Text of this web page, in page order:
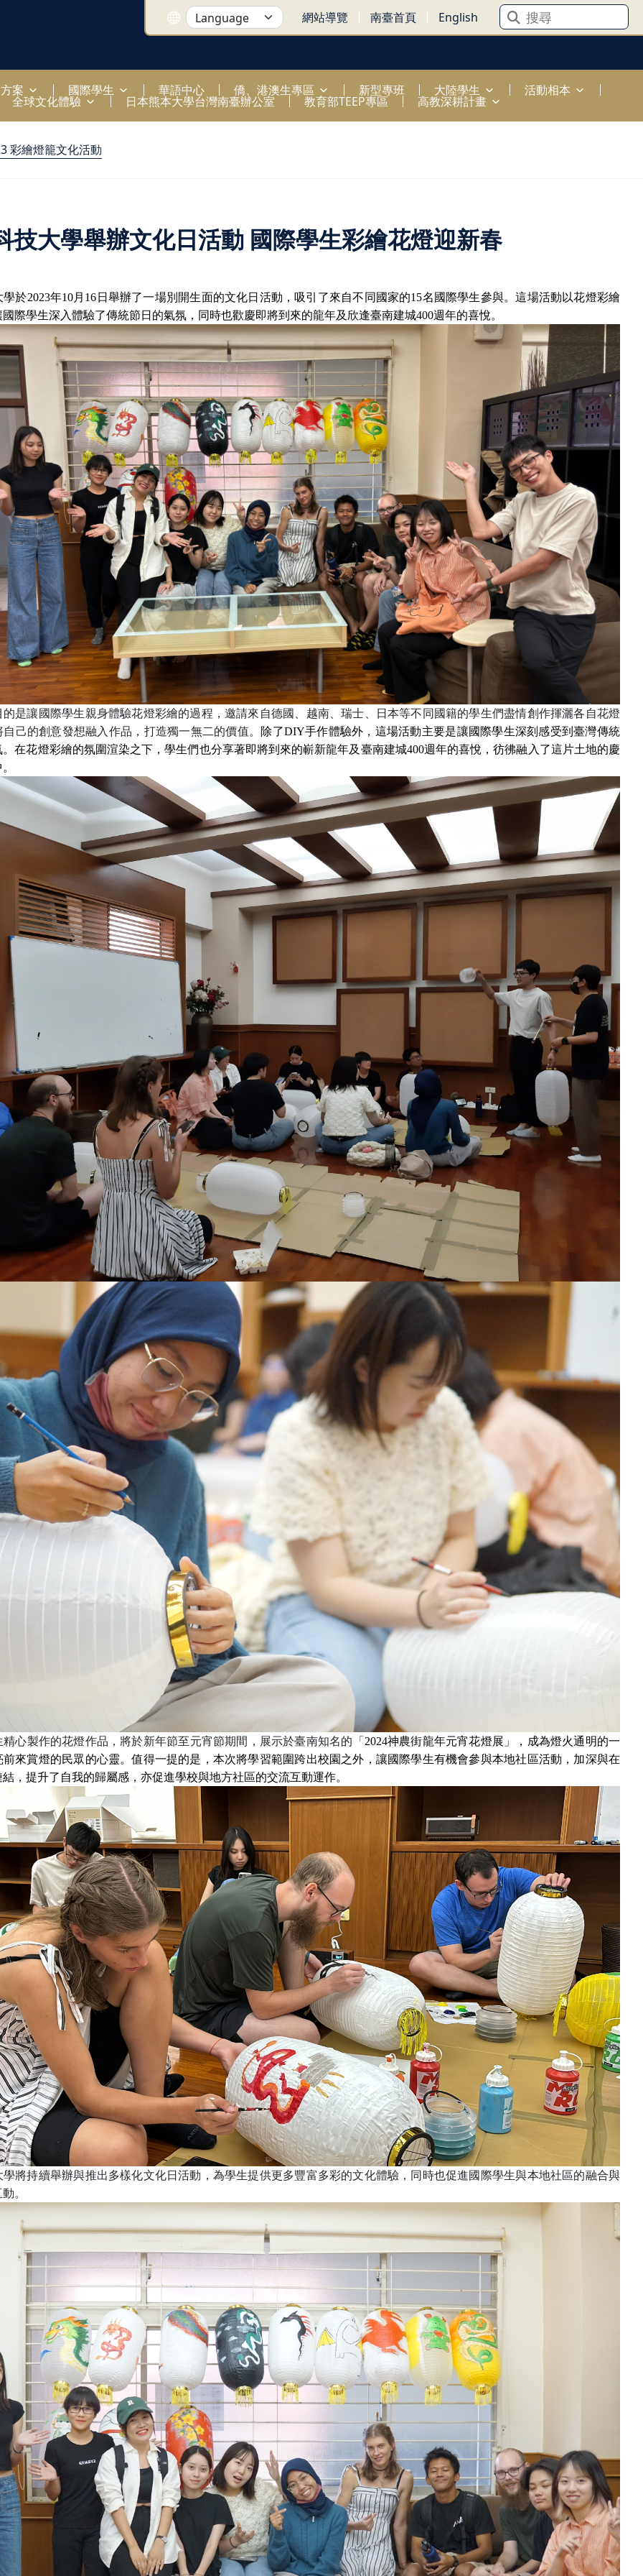
網站導覽 南臺首頁 English
案 國際學生 華語中心 僑、港澳生專區 新型專班 大陸學生 活動相本
全球文化體驗 日本熊本大學台灣南臺辦公室 教育部TEEP專區 高教深耕計畫
彩繪燈籠文化活動
技大學舉辦文化日活動 國際學生彩繪花燈迎新春
學於2023年10月 16 日舉辦了一場別開生面的文化日活動，吸引了來自不同國家的15名國際學生參與。這場活動以花燈彩繪
際學生深入體驗了傳統節日的氣氛，同時也歡慶即將到來的龍年及欣逢臺南建城400週年的喜悅。
的是讓國際學生親身體驗花燈彩繪的過程，邀請來自德國、越南、瑞士、日本等不同國籍的學生們盡情創作揮灑各自花燈
己的創意發想融入作品，打造獨一無二的價值。
除了DIY手作體驗外，這場活動主要是讓國際學生深刻感受到臺灣傳統
在花燈彩繪的氛圍渲染之下，學生們也分享著即將到來的嶄新龍年及臺南建城400週年的喜悅，彷彿融入了這片土地的慶
心製作的花燈作品，將於新年節至元宵節期間，展示於臺南知名的「 2024神農街龍年元宵花燈展」，成為燈火通明的一
前來賞燈的民眾的心靈。值得一提的是，本次將學習範圍跨出校園之外，讓國際學生有機會參與本地社區活動，加深與在
，提升了自我的歸屬感，亦促進學校與地方社區的交流互動運作。
學將持續舉辦與推出多樣化文化日活動，為學生提供更多豐富多彩的文化體驗，同時也促進國際學生與本地社區的融合與
。